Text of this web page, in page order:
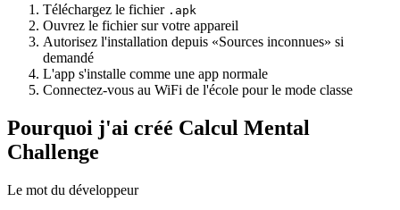
Téléchargez le fichier .apk
Ouvrez le fichier sur votre appareil
Autorisez l'installation depuis «Sources inconnues» si
demandé
L'app s'installe comme une app normale
Connectez-vous au WiFi de l'école pour le mode classe
Pourquoi j'ai créé Calcul Mental
Challenge
Le mot du développeur